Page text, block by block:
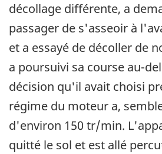
décollage différente, a
passager de s'asseoir à
et a essayé de décoller de
a poursuivi sa course au-
décision qu'il avait choisi
régime du moteur a,
d'environ 150 tr/min.
quitté le sol et est allé